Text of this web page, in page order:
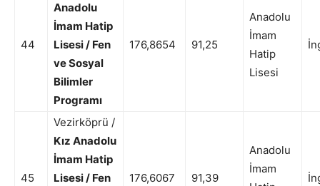
44
Anadolu
İmam Hatip
Lisesi / Fen
ve Sosyal
Bilimler
Programı
176,8654 91,25
Anadolu
İmam
Hatip
Lisesi
45
Vezirköprü /
Kız Anadolu
İmam Hatip
Lisesi / Fen
176,6067 91,39
Anadolu
İmam